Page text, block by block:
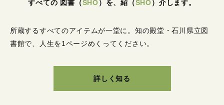
すべての 図書 （SHO） を、紹 （SHO） 介します。
所蔵するすべてのアイテムが一堂に。 知の殿堂・石川県立図
書館で、人生を1ページめくってください。
詳しく知る